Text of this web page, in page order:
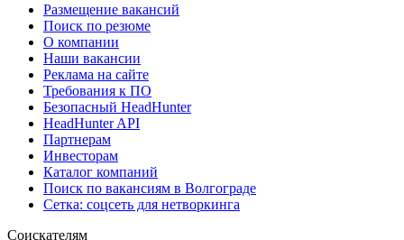
Размещение вакансий
Поиск по резюме
О компании
Наши вакансии
Реклама на сайте
Требования к ПО
Безопасный HeadHunter
HeadHunter API
Партнерам
Инвесторам
Каталог компаний
Поиск по вакансиям в Волгограде
Сетка: соцсеть для нетворкинга
Соискателям